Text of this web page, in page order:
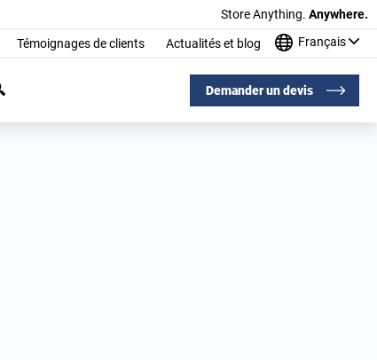
Store Anything. Anywhere.
Témoignages de clients Actualités et blog Français
Demander un devis